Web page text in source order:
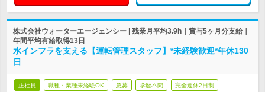
株式会社ウォーターエージェンシー | 残業月平均3.9h｜賞与5ヶ月分支給｜
年間平均有給取得13日
水インフラを支える【運転管理スタッフ】*未経験歓迎*年休130
日
正社員 職種・業種未経験OK 急募 学歴不問 完全週休2日制